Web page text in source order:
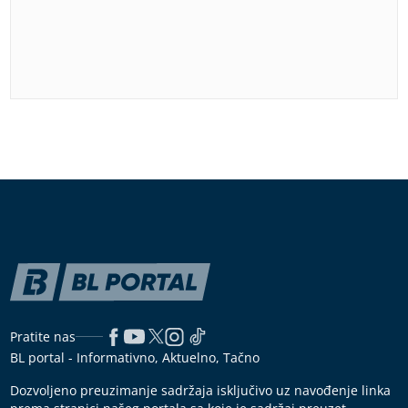
Pratite nas
BL portal - Informativno, Aktuelno, Tačno
Dozvoljeno preuzimanje sadržaja isključivo uz navođenje linka